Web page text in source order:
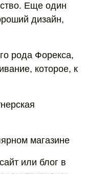
Еще один
дизайн,
рода Форекса,
которое, к
магазине
или блог в